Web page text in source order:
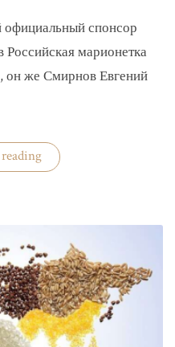
официальный спонсор
марионетка
он же Смирнов Евгений
«Зайферт
Евгений
федерации
Евгений
Алексеевич»